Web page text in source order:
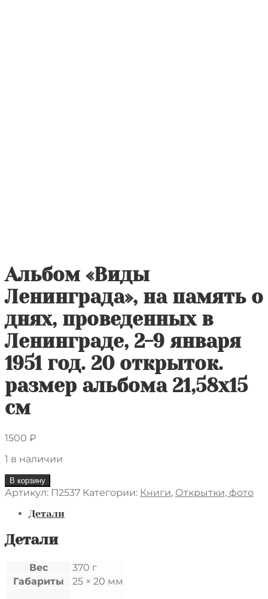
Альбом «Виды
Ленинграда», на память о
днях, проведенных в
Ленинграде, 2-9 января
1951 год. 20 открыток.
размер альбома 21,58х15
см
1500 ₽
1 в наличии
Количество
товара
"Виды
на
память
проведенных
В корзину
Артикул: П2537 Категории: Книги, Открытки, фото
Детали
Детали
Вес
370 г
Габариты
25 × 20 мм